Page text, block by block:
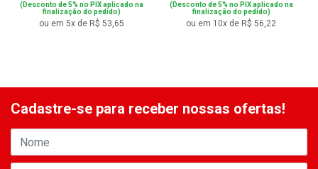
(Desconto de 5% no PIX aplicado na
finalização do pedido)
ou em 5x de R$ 53,65
(Desconto de 5% no PIX aplicado na
finalização do pedido)
ou em 10x de R$ 56,22
Cadastre-se para receber nossas ofertas!